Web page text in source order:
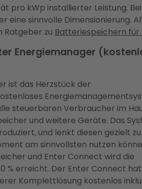
pro kWp installierter Leistung.
eine sinnvolle Dimensionierung.
Ratgeber zu Batteriespeichern für
Energiemanager
ist das Herzstück der
steuerbaren Verbraucher im
und weitere Geräte. Das
und lenkt diesen gezielt
am sinnvollsten nutzen
und Enter Connect wird die
% erreicht. Der Enter Connect
Komplettlösung kostenlos